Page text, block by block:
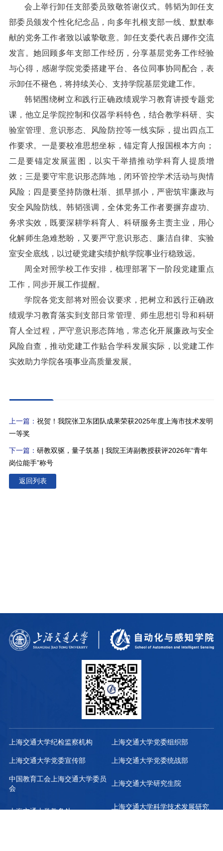
会上举行卸任支部委员致敬答谢仪式。韩韬为卸任支
部委员颁发个性化纪念品，向多年扎根支部一线、默默奉
献的党务工作者致以诚挚敬意。卸任支委代表吕娜作交流
发言。她回顾多年支部工作经历，分享基层党务工作经验
与心得，感谢学院党委搭建平台、各位同事协同配合，表
示卸任不褪色，将持续关心、支持学院基层党建工作。
韩韬围绕树立和践行正确政绩观学习教育讲授专题党
课，他立足学院控制和仪器学科特色，结合教学科研、实
验室管理、意识形态、风险防控等一线实际，提出四点工
作要求。一是要校准思想坐标，锚定育人报国根本方向；
二是要锚定发展蓝图，以实干举措推动学科育人提质增
效；三是要守牢意识形态阵地，闭环管控学术活动与舆情
风险；四是要坚持防微杜渐、抓早抓小，严密筑牢廉政与
安全风险防线。韩韬强调，全体党务工作者要摒弃虚功、
务求实效，既要深耕学科育人、科研服务主责主业，用心
化解师生急难愁盼，又要严守意识形态、廉洁自律、实验
室安全底线，以过硬党建实绩护航学院事业行稳致远。
周全对照学校工作安排，梳理部署下一阶段党建重点
工作，同步开展工作提醒。
学院各党支部将对照会议要求，把树立和践行正确政
绩观学习教育落实到支部日常管理、师生思想引导和科研
育人全过程，严守意识形态阵地，常态化开展廉政与安全
风险自查，推动党建工作贴合学科发展实际，以党建工作
实效助力学院各项事业高质量发展。
上一篇： 祝贺！我院张卫东团队成果荣获2025年度上海市技术发明
一等奖
下一篇： 研教双驱，量子筑基 | 我院王涛副教授获评2026年“青年
岗位能手”称号
返回列表
上海交通大学纪检监察机构 上海交通大学党委组织部
上海交通大学党委宣传部 上海交通大学党委统战部
中国教育工会上海交通大学委员
会
上海交通大学研究生院
上海交通大学教务处
上海交通大学科学技术发展研究